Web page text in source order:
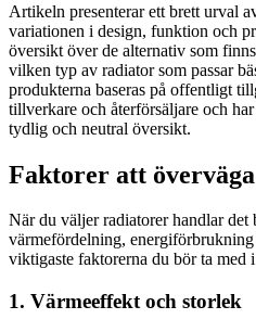
Artikeln presenterar ett brett urval
variationen i design, funktion och
översikt över de alternativ som
vilken typ av radiator som passar
produkterna baseras på offentligt
tillverkare och återförsäljare och
tydlig och neutral översikt.
Faktorer att
När du väljer radiatorer handlar det
värmefördelning,
viktigaste faktorerna du bör ta med
1. Värmeeffekt och storlek